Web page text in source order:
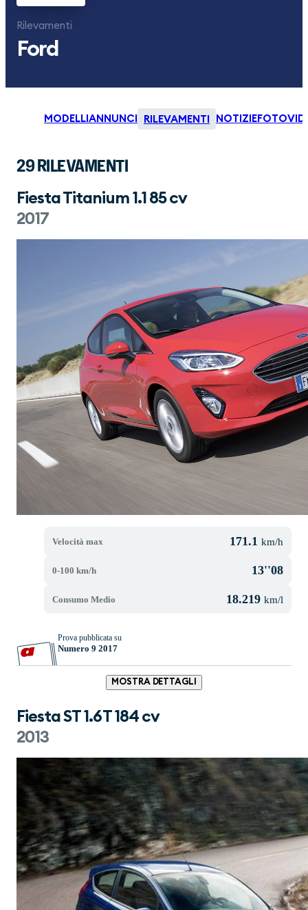
Rilevamenti
Ford
MODELLI ANNUNCI RILEVAMENTI NOTIZIE FOTO
29 RILEVAMENTI
Fiesta Titanium 1.1 85 cv
2017
Velocità max 171.1 km/h
0-100 km/h 13''08
Consumo Medio 18.219 km/l
Prova pubblicata su
Numero 9 2017
MOSTRA DETTAGLI
Fiesta ST 1.6T 184 cv
2013